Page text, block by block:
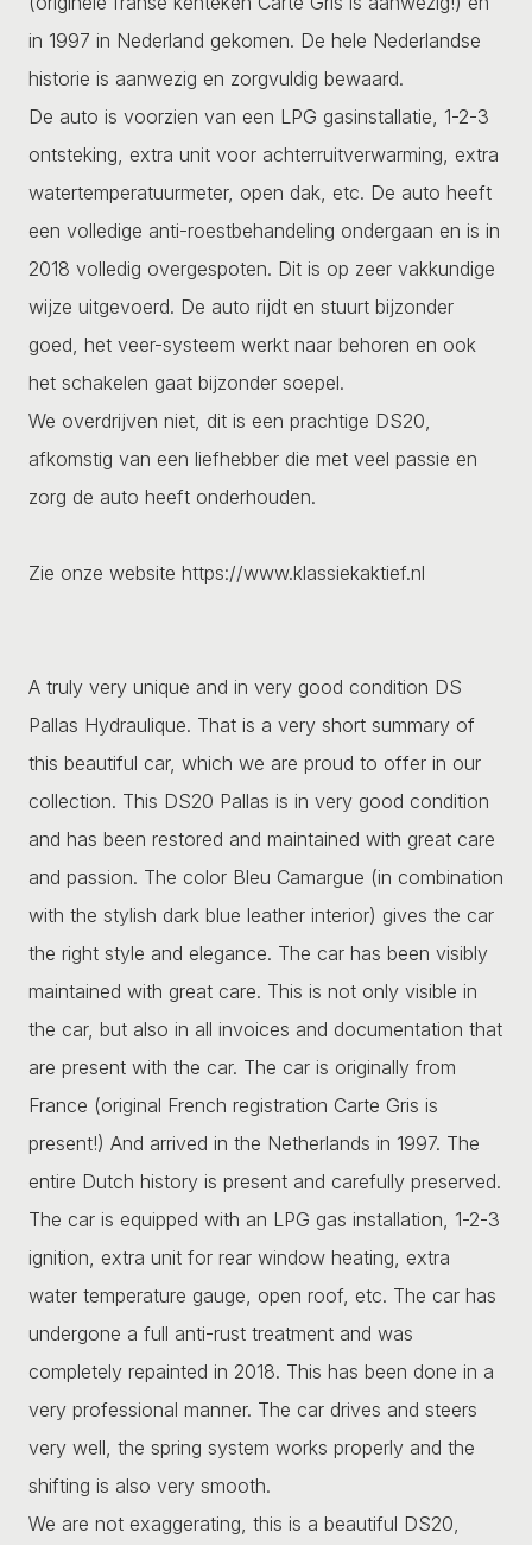
in 1997 in Nederland gekomen. De hele Nederlandse
historie is aanwezig en zorgvuldig bewaard.
De auto is voorzien van een LPG gasinstallatie, 1-2-3
ontsteking, extra unit voor achterruitverwarming, extra
watertemperatuurmeter, open dak, etc. De auto heeft
een volledige anti-roestbehandeling ondergaan en is in
2018 volledig overgespoten. Dit is op zeer vakkundige
wijze uitgevoerd. De auto rijdt en stuurt bijzonder
goed, het veer-systeem werkt naar behoren en ook
het schakelen gaat bijzonder soepel.
We overdrijven niet, dit is een prachtige DS20,
afkomstig van een liefhebber die met veel passie en
zorg de auto heeft onderhouden.
Zie onze website https://www.klassiekaktief.nl
A truly very unique and in very good condition DS
Pallas Hydraulique. That is a very short summary of
this beautiful car, which we are proud to offer in our
collection. This DS20 Pallas is in very good condition
and has been restored and maintained with great care
and passion. The color Bleu Camargue (in combination
with the stylish dark blue leather interior) gives the car
the right style and elegance. The car has been visibly
maintained with great care. This is not only visible in
the car, but also in all invoices and documentation that
are present with the car. The car is originally from
France (original French registration Carte Gris is
present!) And arrived in the Netherlands in 1997. The
entire Dutch history is present and carefully preserved.
The car is equipped with an LPG gas installation, 1-2-3
ignition, extra unit for rear window heating, extra
water temperature gauge, open roof, etc. The car has
undergone a full anti-rust treatment and was
completely repainted in 2018. This has been done in a
very professional manner. The car drives and steers
very well, the spring system works properly and the
shifting is also very smooth.
We are not exaggerating, this is a beautiful DS20,